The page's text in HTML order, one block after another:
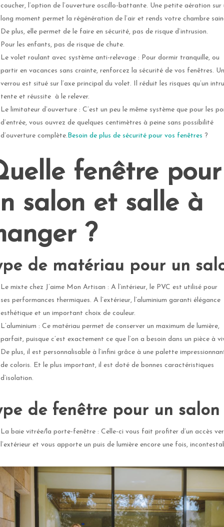
coucher, l’option de l’ouverture oscillo-battante. Une petite aération sur
long moment permet la régénération de l’air et rends votre chambre
De plus, elle permet de le faire en sécurité, pas de risque d’intrusion.
Pour les enfants, pas de risque de chute.
Le volet roulant avec système anti-relevage : Pour dormir tranquille, ou
partir en vacances sans crainte, renforcez la sécurité de vos fenêtres. Un
verrou est situé sur l’axe principal du volet. Il réduit les risques qu’un
tente et réussite à le relever.
Le limitateur d’ouverture : C’est un peu le même système que pour les
d’entrée, vous ouvrez de quelques centimètres à peine sans possibilité
d’ouverture complète. Besoin de plus de sécurité pour vos fenêtres ?
fenêtre pour
salon et salle à
?
de matériau pour un
Le mixte chez J’aime Mon Artisan : A l’intérieur, le PVC est utilisé pour
ses performances thermiques. A l’extérieur, l’aluminium garanti élégance
esthétique et un important choix de couleur.
L’aluminium : Ce matériau permet de conserver un maximum de lumière,
parfait, puisque c’est exactement ce que l’on a besoin dans un pièce à
De plus, il est personnalisable à l’infini grâce à une palette
de coloris. Et le plus important, il est doté de bonnes caractéristiques
d’isolation.
de fenêtre pour un salon
La baie vitrée/la porte-fenêtre : Celle-ci vous fait profiter d’un accès
l’extérieur et vous apporte un puis de lumière encore une fois,